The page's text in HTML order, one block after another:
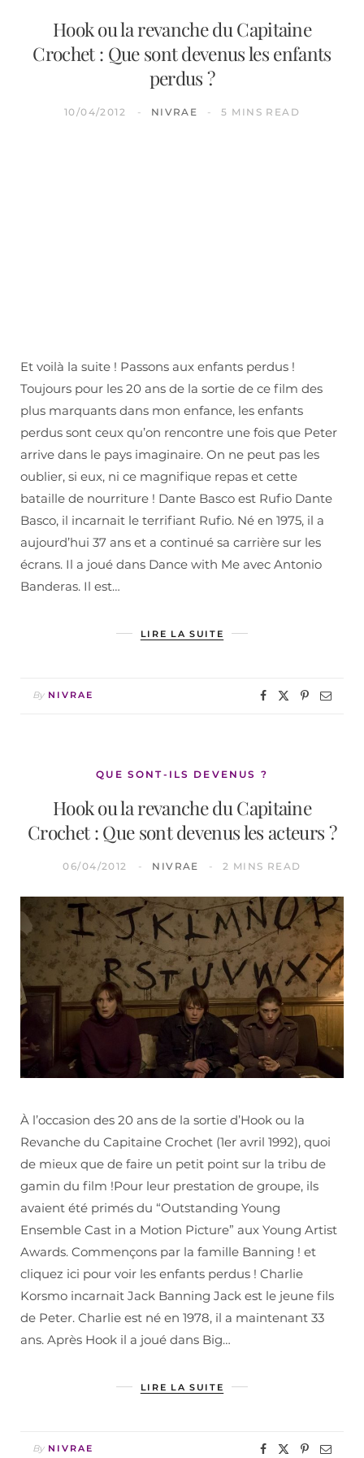
Hook ou la revanche du Capitaine
Crochet : Que sont devenus les enfants
perdus ?
10/04/2012 NIVRAE 5 MINS READ
Et voilà la suite ! Passons aux enfants perdus !
Toujours pour les 20 ans de la sortie de ce film des
plus marquants dans mon enfance, les enfants
perdus sont ceux qu’on rencontre une fois que Peter
arrive dans le pays imaginaire. On ne peut pas les
oublier, si eux, ni ce magnifique repas et cette
bataille de nourriture ! Dante Basco est Rufio Dante
Basco, il incarnait le terrifiant Rufio. Né en 1975, il a
aujourd’hui 37 ans et a continué sa carrière sur les
écrans. Il a joué dans Dance with Me avec Antonio
Banderas. Il est…
LIRE LA SUITE
By NIVRAE
QUE SONT-ILS DEVENUS ?
Hook ou la revanche du Capitaine
Crochet : Que sont devenus les acteurs ?
06/04/2012 NIVRAE 2 MINS READ
À l’occasion des 20 ans de la sortie d’Hook ou la
Revanche du Capitaine Crochet (1er avril 1992), quoi
de mieux que de faire un petit point sur la tribu de
gamin du film !Pour leur prestation de groupe, ils
avaient été primés du “Outstanding Young
Ensemble Cast in a Motion Picture” aux Young Artist
Awards. Commençons par la famille Banning ! et
cliquez ici pour voir les enfants perdus ! Charlie
Korsmo incarnait Jack Banning Jack est le jeune fils
de Peter. Charlie est né en 1978, il a maintenant 33
ans. Après Hook il a joué dans Big…
LIRE LA SUITE
By NIVRAE